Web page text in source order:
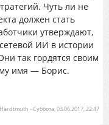
Чуть ли не
должен стать
утверждают,
ИИ в истории
так гордятся своим
имя — Борис.
Hardtmuth -Суббота, 03.06.2017, 22:47